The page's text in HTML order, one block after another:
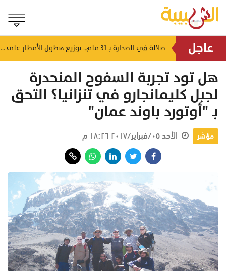
عاجل منذ ساعة صلالة في الصدارة بـ 31 ملم.. توزيع هطول الأمطار على ولايات السلطنة
هل تود تجربة السفوح المنحدرة
لجبل كليمانجارو في تنزانيا؟ التحق
بـ "أوتورد باوند عمان"
مؤشر الأحد ٠٥/فبراير/٢٠١٧ ١٨:٢٦ م